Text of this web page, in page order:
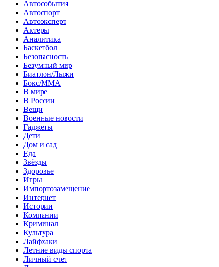
Автособытия
Автоспорт
Автоэксперт
Актеры
Аналитика
Баскетбол
Безопасность
Безумный мир
Биатлон/Лыжи
Бокс/MMA
В мире
В России
Вещи
Военные новости
Гаджеты
Дети
Дом и сад
Еда
Звёзды
Здоровье
Игры
Импортозамещение
Интернет
Истории
Компании
Криминал
Культура
Лайфхаки
Летние виды спорта
Личный счет